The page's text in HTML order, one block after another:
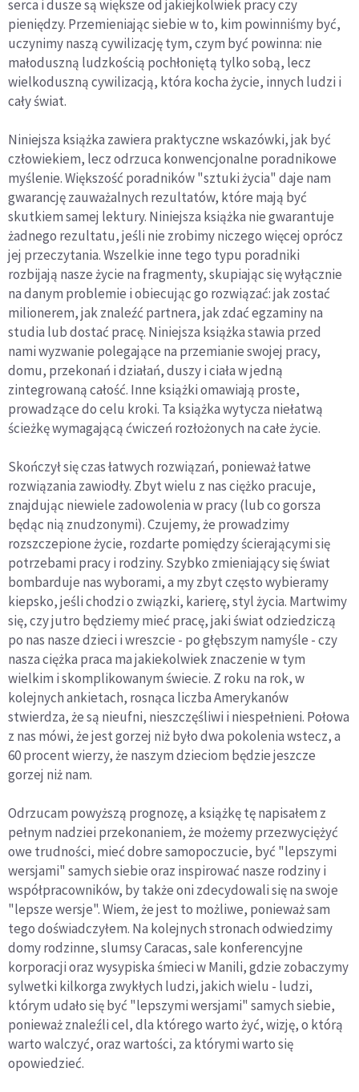
serca i dusze są większe od jakiejkolwiek pracy czy
pieniędzy. Przemieniając siebie w to, kim powinniśmy być,
uczynimy naszą cywilizację tym, czym być powinna: nie
małoduszną ludzkością pochłoniętą tylko sobą, lecz
wielkoduszną cywilizacją, która kocha życie, innych ludzi i
cały świat.
Niniejsza książka zawiera praktyczne wskazówki, jak być
człowiekiem, lecz odrzuca konwencjonalne poradnikowe
myślenie. Większość poradników "sztuki życia" daje nam
gwarancję zauważalnych rezultatów, które mają być
skutkiem samej lektury. Niniejsza książka nie gwarantuje
żadnego rezultatu, jeśli nie zrobimy niczego więcej oprócz
jej przeczytania. Wszelkie inne tego typu poradniki
rozbijają nasze życie na fragmenty, skupiając się wyłącznie
na danym problemie i obiecując go rozwiązać: jak zostać
milionerem, jak znaleźć partnera, jak zdać egzaminy na
studia lub dostać pracę. Niniejsza książka stawia przed
nami wyzwanie polegające na przemianie swojej pracy,
domu, przekonań i działań, duszy i ciała w jedną
zintegrowaną całość. Inne książki omawiają proste,
prowadzące do celu kroki. Ta książka wytycza niełatwą
ścieżkę wymagającą ćwiczeń rozłożonych na całe życie.
Skończył się czas łatwych rozwiązań, ponieważ łatwe
rozwiązania zawiodły. Zbyt wielu z nas ciężko pracuje,
znajdując niewiele zadowolenia w pracy (lub co gorsza
będąc nią znudzonymi). Czujemy, że prowadzimy
rozszczepione życie, rozdarte pomiędzy ścierającymi się
potrzebami pracy i rodziny. Szybko zmieniający się świat
bombarduje nas wyborami, a my zbyt często wybieramy
kiepsko, jeśli chodzi o związki, karierę, styl życia. Martwimy
się, czy jutro będziemy mieć pracę, jaki świat odziedziczą
po nas nasze dzieci i wreszcie - po głębszym namyśle - czy
nasza ciężka praca ma jakiekolwiek znaczenie w tym
wielkim i skomplikowanym świecie. Z roku na rok, w
kolejnych ankietach, rosnąca liczba Amerykanów
stwierdza, że są nieufni, nieszczęśliwi i niespełnieni. Połowa
z nas mówi, że jest gorzej niż było dwa pokolenia wstecz, a
60 procent wierzy, że naszym dzieciom będzie jeszcze
gorzej niż nam.
Odrzucam powyższą prognozę, a książkę tę napisałem z
pełnym nadziei przekonaniem, że możemy przezwyciężyć
owe trudności, mieć dobre samopoczucie, być "lepszymi
wersjami" samych siebie oraz inspirować nasze rodziny i
współpracowników, by także oni zdecydowali się na swoje
"lepsze wersje". Wiem, że jest to możliwe, ponieważ sam
tego doświadczyłem. Na kolejnych stronach odwiedzimy
domy rodzinne, slumsy Caracas, sale konferencyjne
korporacji oraz wysypiska śmieci w Manili, gdzie zobaczymy
sylwetki kilkorga zwykłych ludzi, jakich wielu - ludzi,
którym udało się być "lepszymi wersjami" samych siebie,
ponieważ znaleźli cel, dla którego warto żyć, wizję, o którą
warto walczyć, oraz wartości, za którymi warto się
opowiedzieć.